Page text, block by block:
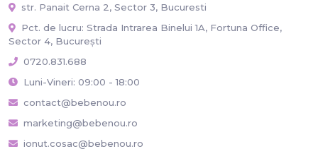
str. Panait Cerna 2, Sector 3, Bucuresti
Pct. de lucru: Strada Intrarea Binelui 1A, Fortuna Office,
Sector 4, București
0720.831.688
Luni-Vineri: 09:00 - 18:00
contact@bebenou.ro
marketing@bebenou.ro
ionut.cosac@bebenou.ro